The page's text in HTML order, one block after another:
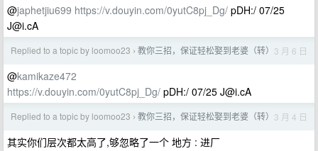
@japhetjiu699 https://v.douyin.com/0yutC8pj_Dg/ pDH:/ 07/25
J@i.cA
Replied to a topic by loomoo23 › 教你三招，保证轻松娶到老婆（转） 3 月 6 日
@kamikaze472
https://v.douyin.com/0yutC8pj_Dg/ pDH:/ 07/25 J@i.cA
Replied to a topic by loomoo23 › 教你三招，保证轻松娶到老婆（转） 3 月 4 日
其实你们层次都太高了,够忽略了一个 地方 : 进厂